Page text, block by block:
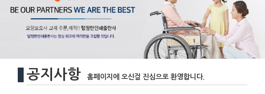
공지사항 홈페이지에 오신걸 진심으로 환영합니다.